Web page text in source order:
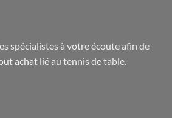
spécialistes à votre écoute afin de
achat lié au tennis de table.